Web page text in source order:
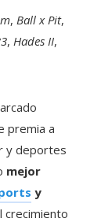
, Ball x Pit,
, Hades II,
premia a
y deportes
mejor
y
crecimiento